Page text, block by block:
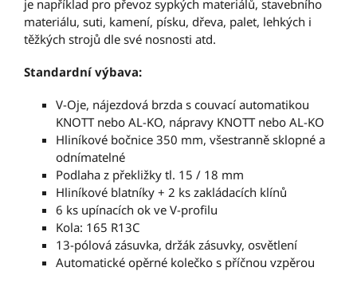
je například pro převoz sypkých materiálů, stavebního
materiálu, suti, kamení, písku, dřeva, palet, lehkých i
těžkých strojů dle své nosnosti atd.
Standardní výbava:
V-Oje, nájezdová brzda s couvací automatikou
KNOTT nebo AL-KO, nápravy KNOTT nebo AL-KO
Hliníkové bočnice 350 mm, všestranně sklopné a
odnímatelné
Podlaha z překližky tl. 15 / 18 mm
Hliníkové blatníky + 2 ks zakládacích klínů
6 ks upínacích ok ve V-profilu
Kola: 165 R13C
13-pólová zásuvka, držák zásuvky, osvětlení
Automatické opěrné kolečko s příčnou vzpěrou